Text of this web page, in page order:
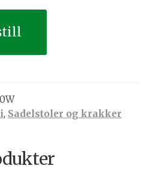
, Sadelstoler og krakker